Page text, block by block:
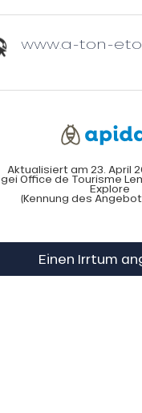
www.a-ton-
Aktualisiert am 23. April
gei Office de Tourisme
Explore
(Kennung des
Einen Irrtum